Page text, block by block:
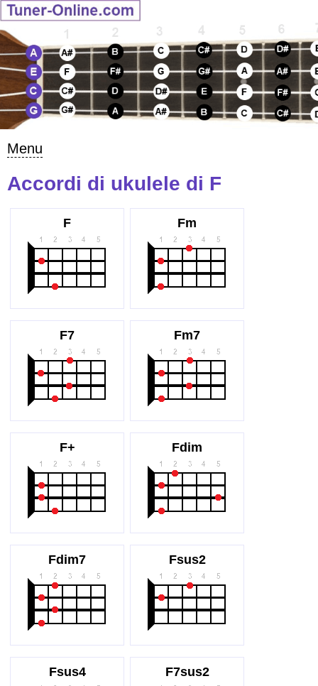
Menu
Accordi di ukulele di F
F Fm
F7 Fm7
F+ Fdim
Fdim7 Fsus2
Fsus4 F7sus2